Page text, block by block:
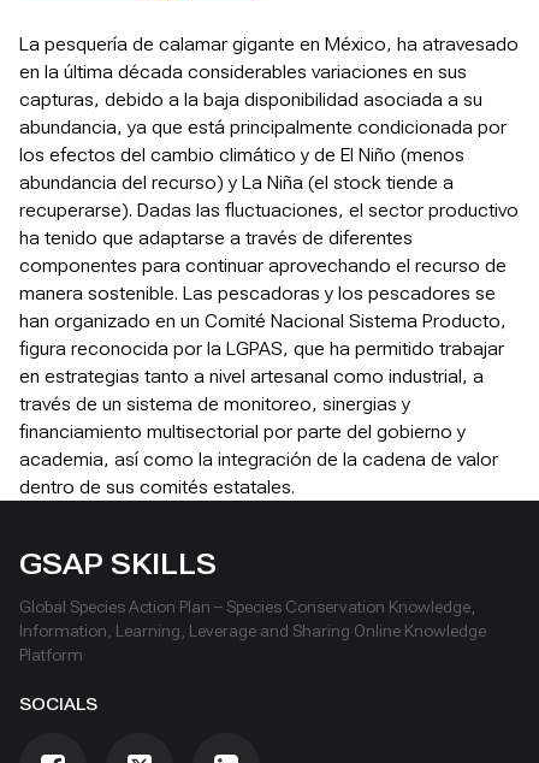
La pesquería de calamar gigante en México, ha atravesado
en la última década considerables variaciones en sus
capturas, debido a la baja disponibilidad asociada a su
abundancia, ya que está principalmente condicionada por
los efectos del cambio climático y de El Niño (menos
abundancia del recurso) y La Niña (el stock tiende a
recuperarse). Dadas las fluctuaciones, el sector productivo
ha tenido que adaptarse a través de diferentes
componentes para continuar aprovechando el recurso de
manera sostenible. Las pescadoras y los pescadores se
han organizado en un Comité Nacional Sistema Producto,
figura reconocida por la LGPAS, que ha permitido trabajar
en estrategias tanto a nivel artesanal como industrial, a
través de un sistema de monitoreo, sinergias y
financiamiento multisectorial por parte del gobierno y
academia, así como la integración de la cadena de valor
dentro de sus comités estatales.
GSAP SKILLS
Global Species Action Plan – Species Conservation Knowledge,
Information, Learning, Leverage and Sharing Online Knowledge
Platform
SOCIALS